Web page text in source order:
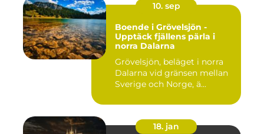
10. sep
Boende i Grövelsjön -
Upptäck fjällens pärla i
norra Dalarna
Grövelsjön, beläget i norra
Dalarna vid gränsen mellan
Sverige och Norge, ä...
18. jan